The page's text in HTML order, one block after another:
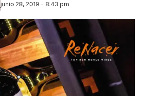
junio 28, 2019 - 8:43 pm